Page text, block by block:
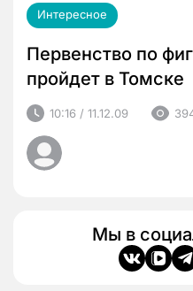
Интересное
Первенство по
пройдет в Томске
10:16 / 11.12.09
Мы в